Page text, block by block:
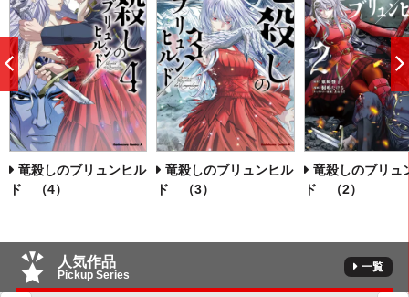
竜殺しのブリュンヒル
ド （4）
竜殺しのブリュンヒル
ド （3）
竜殺しのブリュ
ド （2）
前
へ
人気作品
Pickup Series
一覧